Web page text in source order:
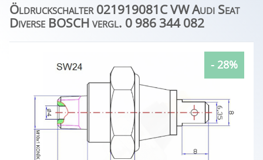
Öldruckschalter 021919081C VW Audi Seat
Diverse BOSCH vergl. 0 986 344 082
- 28%